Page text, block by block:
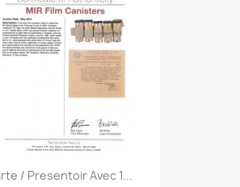
/ Presentoir Avec 1...